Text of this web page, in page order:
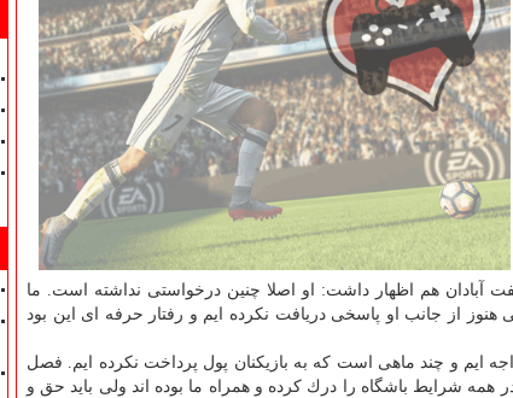
هم اظهار داشت: او اصلا چنین درخواستی نداشته است. ما
ایمیل ارسال كردیم ولی هنوز از جانب او پاسخی دریافت نكرده ایم و رفتار حرفه ای این بود
ایم و چند ماهی است كه به بازیكنان پول پرداخت نكرده ایم. فصل
همه شرایط باشگاه را درك كرده و همراه ما بوده اند ولی باید حق و